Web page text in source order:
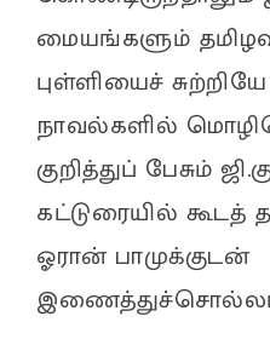
மையங்களும்
புள்ளியைச்
நாவல்களில்
குறித்துப் பேசும்
கட்டுரையில்
ஓரான் பாமுக்குடன்